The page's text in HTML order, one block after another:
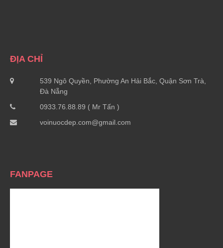
ĐỊA CHỈ
539 Ngô Quyền, Phường An Hải Bắc, Quận Sơn Trà,
Đà Nẵng
0933.76.88.89 ( Mr Tấn )
voinuocdep.com@gmail.com
FANPAGE